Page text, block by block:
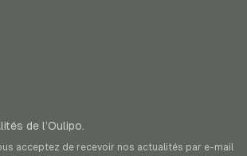
de l’Oulipo.
acceptez de recevoir nos actualités par e-mail